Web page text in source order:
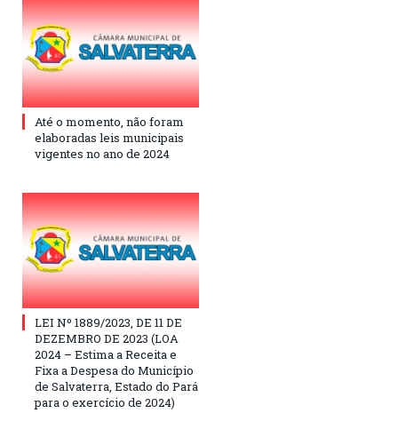
Até o momento, não foram
elaboradas leis municipais
vigentes no ano de 2024
LEI Nº 1889/2023, DE 11 DE
DEZEMBRO DE 2023 (LOA
2024 – Estima a Receita e
Fixa a Despesa do Município
de Salvaterra, Estado do Pará
para o exercício de 2024)